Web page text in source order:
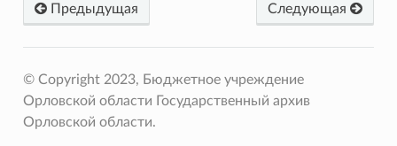
Предыдущая Следующая
© Copyright 2023, Бюджетное учреждение
Орловской области Государственный архив
Орловской области.